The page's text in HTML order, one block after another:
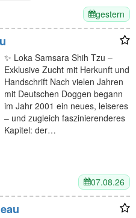
gestern
✨ Loka Samsara Shih Tzu –
Exklusive Zucht mit Herkunft und
Handschrift Nach vielen Jahren
mit Deutschen Doggen begann
im Jahr 2001 ein neues, leiseres
– und zugleich faszinierenderes
Kapitel: der…
07.08.26